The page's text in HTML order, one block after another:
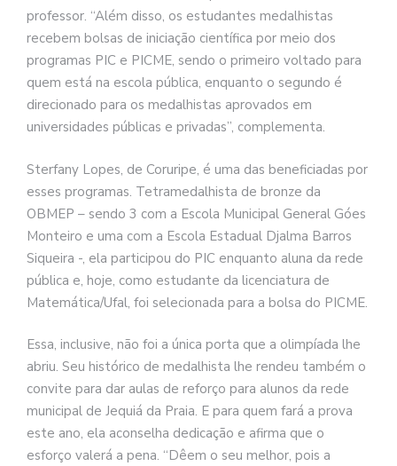
professor. “Além disso, os estudantes medalhistas
recebem bolsas de iniciação científica por meio dos
programas PIC e PICME, sendo o primeiro voltado para
quem está na escola pública, enquanto o segundo é
direcionado para os medalhistas aprovados em
universidades públicas e privadas”, complementa.
Sterfany Lopes, de Coruripe, é uma das beneficiadas por
esses programas. Tetramedalhista de bronze da
OBMEP – sendo 3 com a Escola Municipal General Góes
Monteiro e uma com a Escola Estadual Djalma Barros
Siqueira -, ela participou do PIC enquanto aluna da rede
pública e, hoje, como estudante da licenciatura de
Matemática/Ufal, foi selecionada para a bolsa do PICME.
Essa, inclusive, não foi a única porta que a olimpíada lhe
abriu. Seu histórico de medalhista lhe rendeu também o
convite para dar aulas de reforço para alunos da rede
municipal de Jequiá da Praia. E para quem fará a prova
este ano, ela aconselha dedicação e afirma que o
esforço valerá a pena. “Dêem o seu melhor, pois a